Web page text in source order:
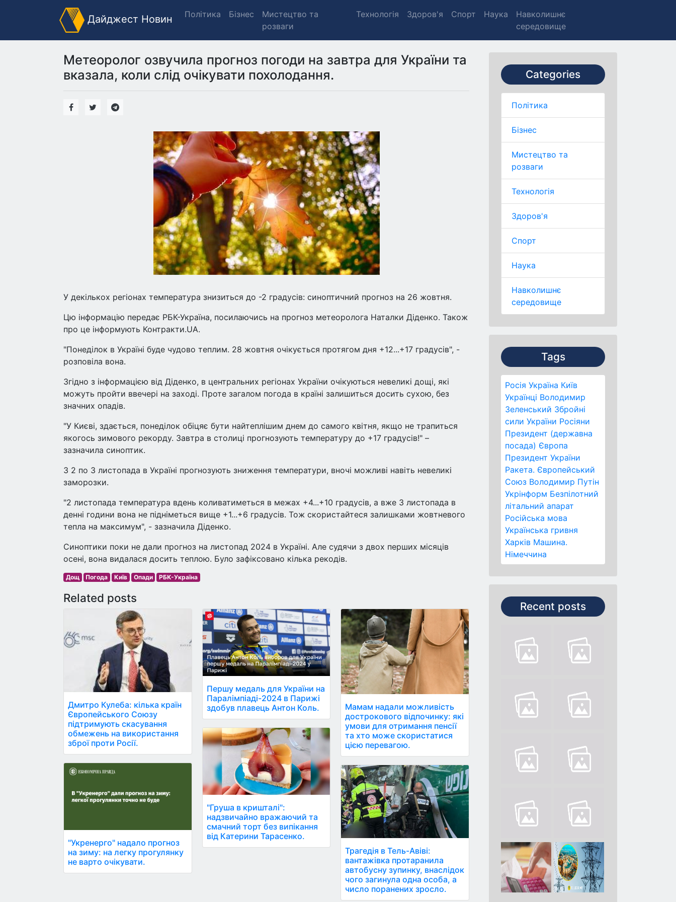
Дайджест Новин Політика Бізнес
Мистецтво та
розваги
Технологія Здоров'я Спорт Наука
Навколишнє
середовище
Categories
Політика
Бізнес
Мистецтво та
розваги
Технологія
Здоров'я
Спорт
Наука
Навколишнє
середовище
Tags
Росія Україна Київ
Українці Володимир
Зеленський Збройні
сили України Росіяни
Президент (державна
посада) Європа
Президент України
Ракета. Європейський
Союз Володимир Путін
Укрінформ Безпілотний
літальний апарат
Російська мова
Українська гривня
Харків Машина.
Німеччина
Recent posts
Метеоролог озвучила прогноз погоди на завтра для України та
вказала, коли слід очікувати похолодання.
У декількох регіонах температура знизиться до -2 градусів: синоптичний прогноз на 26 жовтня.
Цю інформацію передає РБК-Україна, посилаючись на прогноз метеоролога Наталки Діденко. Також
про це інформують Контракти.UA.
"Понеділок в Україні буде чудово теплим. 28 жовтня очікується протягом дня +12...+17 градусів", -
розповіла вона.
Згідно з інформацією від Діденко, в центральних регіонах України очікуються невеликі дощі, які
можуть пройти ввечері на заході. Проте загалом погода в країні залишиться досить сухою, без
значних опадів.
"У Києві, здається, понеділок обіцяє бути найтеплішим днем до самого квітня, якщо не трапиться
якогось зимового рекорду. Завтра в столиці прогнозують температуру до +17 градусів!" –
зазначила синоптик.
З 2 по 3 листопада в Україні прогнозують зниження температури, вночі можливі навіть невеликі
заморозки.
"2 листопада температура вдень коливатиметься в межах +4...+10 градусів, а вже 3 листопада в
денні години вона не підніметься вище +1...+6 градусів. Тож скористайтеся залишками жовтневого
тепла на максимум", - зазначила Діденко.
Синоптики поки не дали прогноз на листопад 2024 в Україні. Але судячи з двох перших місяців
осені, вона видалася досить теплою. Було зафіксовано кілька рекодів.
Дощ Погода Київ Опади РБК-Україна
Related posts
Дмитро Кулеба: кілька країн
Європейського Союзу
підтримують скасування
обмежень на використання
зброї проти Росії.
"Укренерго" надало прогноз
на зиму: на легку прогулянку
не варто очікувати.
Першу медаль для України на
Паралімпіаді-2024 в Парижі
здобув плавець Антон Коль.
"Груша в кришталі":
надзвичайно вражаючий та
смачний торт без випікання
від Катерини Тарасенко.
Мамам надали можливість
дострокового відпочинку: які
умови для отримання пенсії
та хто може скористатися
цією перевагою.
Трагедія в Тель-Авіві:
вантажівка протаранила
автобусну зупинку, внаслідок
чого загинула одна особа, а
число поранених зросло.